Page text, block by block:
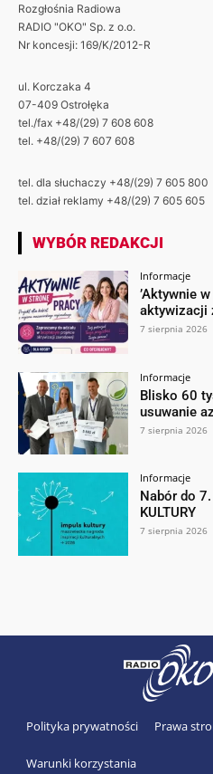
Rozgłośnia Radiowa
RADIO "OKO" Sp. z o.o.
Nr koncesji: 169/K/2012-R
ul. Korczaka 4
07-409 Ostrołęka
tel./fax +48/(29) 7 608 608
tel. +48/(29) 7 607 608
tel. dla słuchaczy +48/(29) 7 605 800
tel. dział reklamy +48/(29) 7 605 605
WYBÓR REDAKCJI
Informacje
’Aktywnie
aktywizacji
7 sierpnia 2026
Informacje
Blisko 60
usuwanie
7 sierpnia 2026
Informacje
Nabór do
KULTURY
7 sierpnia 2026
Polityka prywatności Prawa
Warunki korzystania